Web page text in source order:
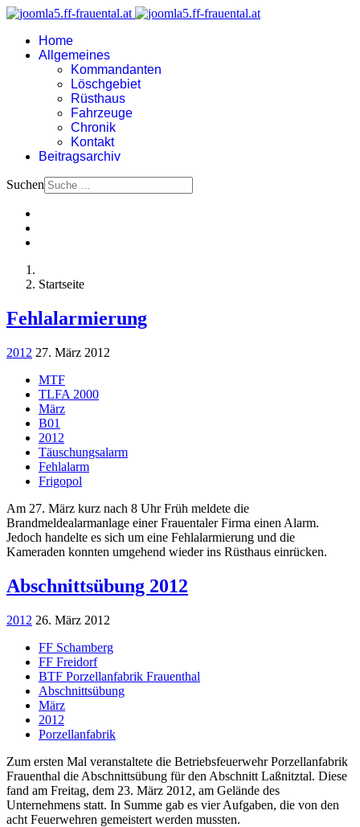
Home
Allgemeines
Kommandanten
Löschgebiet
Rüsthaus
Fahrzeuge
Chronik
Kontakt
Beitragsarchiv
Suchen
Startseite
Fehlalarmierung
2012 27. März 2012
MTF
TLFA 2000
März
B01
2012
Täuschungsalarm
Fehlalarm
Frigopol
Am 27. März kurz nach 8 Uhr Früh meldete die
Brandmeldealarmanlage einer Frauentaler Firma einen Alarm.
Jedoch handelte es sich um eine Fehlalarmierung und die
Kameraden konnten umgehend wieder ins Rüsthaus einrücken.
Abschnittsübung 2012
2012 26. März 2012
FF Schamberg
FF Freidorf
BTF Porzellanfabrik Frauenthal
Abschnittsübung
März
2012
Porzellanfabrik
Zum ersten Mal veranstaltete die Betriebsfeuerwehr Porzellanfabrik
Frauenthal die Abschnittsübung für den Abschnitt Laßnitztal. Diese
fand am Freitag, dem 23. März 2012, am Gelände des
Unternehmens statt. In Summe gab es vier Aufgaben, die von den
acht Feuerwehren gemeistert werden mussten.